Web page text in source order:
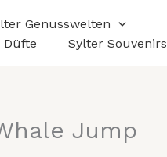
Genusswelten
Düfte Sylter Souvenirs
Jump